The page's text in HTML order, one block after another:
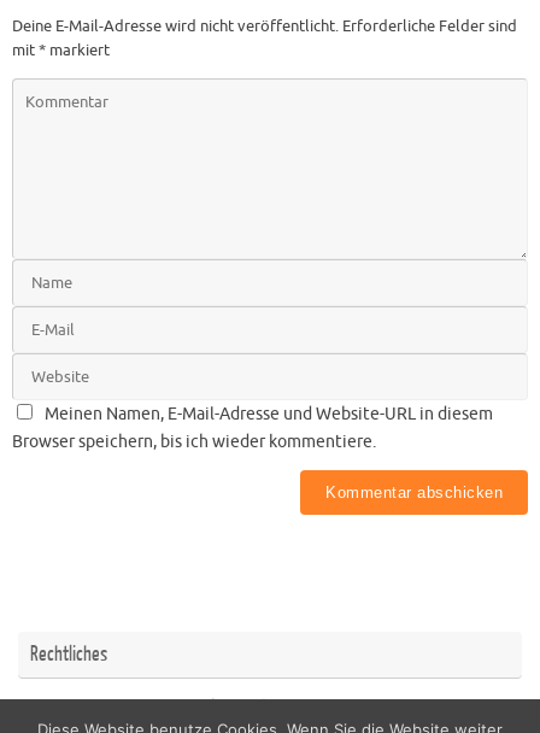
Deine E-Mail-Adresse wird nicht veröffentlicht. Erforderliche Felder sind
mit* markiert
Meinen Namen, E-Mail-Adresse und Website-URL in diesem
Browser speichern, bis ich wieder kommentiere.
Rechtliches
Impressum Datenschutzerklärung